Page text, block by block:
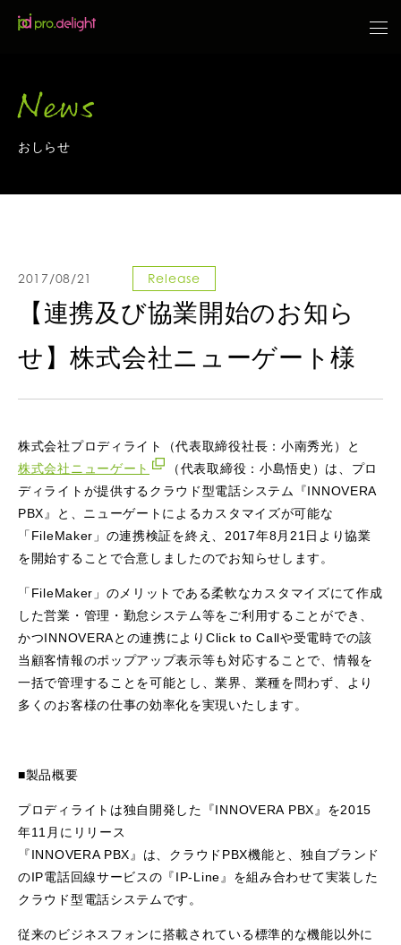
News
おしらせ
2017/08/21 Release
【連携及び協業開始のお知ら
せ】株式会社ニューゲート様
株式会社プロディライト（代表取締役社長：小南秀光）と
株式会社ニューゲート
（代表取締役：小島悟史）は、プロ
ディライトが提供するクラウド型電話システム『INNOVERA
PBX』と、ニューゲートによるカスタマイズが可能な
「FileMaker」の連携検証を終え、2017年8月21日より協業
を開始することで合意しましたのでお知らせします。
「FileMaker」のメリットである柔軟なカスタマイズにて作成
した営業・管理・勤怠システム等をご利用することができ、
かつINNOVERAとの連携によりClick to Callや受電時での該
当顧客情報のポップアップ表示等も対応することで、情報を
一括で管理することを可能とし、業界、業種を問わず、より
多くのお客様の仕事の効率化を実現いたします。
■製品概要
プロディライトは独自開発した『INNOVERA PBX』を2015
年11月にリリース
『INNOVERA PBX』は、クラウドPBX機能と、独自ブランド
のIP電話回線サービスの『IP-Line』を組み合わせて実装した
クラウド型電話システムです。
従来のビジネスフォンに搭載されている標準的な機能以外に